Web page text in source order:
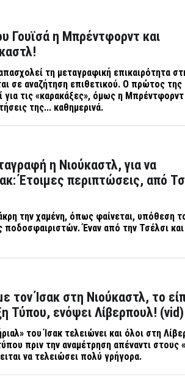
Γουϊσά η Μπρέντφορντ και
τη μεταγραφική επικαιρότητα
σε αναζήτηση επιθετικού. Ο πρώτος
για τις «καρακάξες», όμως η Μπρέντφορντ
της... καθημερινά.
η Νιούκαστλ, για να
Έτοιμες περιπτώσεις, από
την χαμένη, όπως φαίνεται, υπόθεση
ποδοσφαιριστών. Έναν από την Τσέλσι
τον Ίσακ στη Νιούκαστλ, το
Τύπου, ενόψει Λίβερπουλ! (vid)
του Ίσακ τελειώνει και όλοι στη
πριν την αναμέτρηση απέναντι στους «
να τελειώσει πολύ γρήγορα.